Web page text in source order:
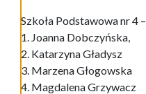
Szkoła Podstawowa nr 4
1. Joanna Dobczyńska,
2. Katarzyna Gładysz
3. Marzena Głogowska
4. Magdalena Grzywacz